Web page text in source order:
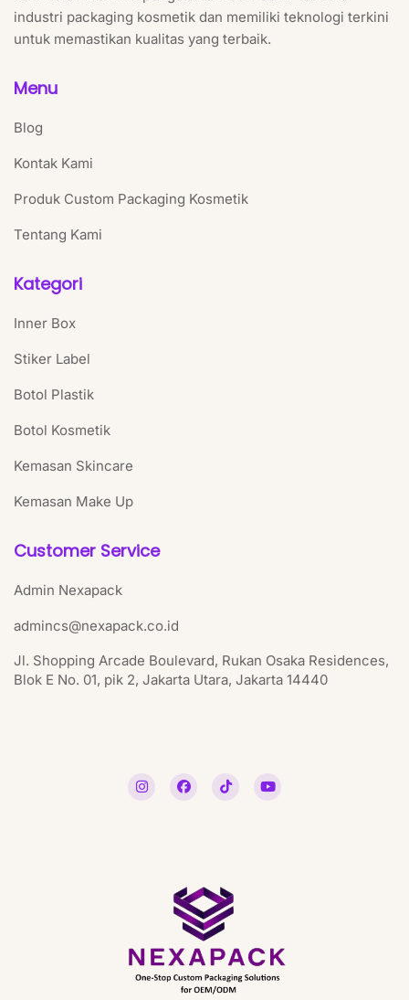
industri packaging kosmetik dan memiliki teknologi terkini
untuk memastikan kualitas yang terbaik.
Menu
Blog
Kontak Kami
Produk Custom Packaging Kosmetik
Tentang Kami
Kategori
Inner Box
Stiker Label
Botol Plastik
Botol Kosmetik
Kemasan Skincare
Kemasan Make Up
Customer Service
Admin Nexapack
admincs@nexapack.co.id
Jl. Shopping Arcade Boulevard, Rukan Osaka Residences,
Blok E No. 01, pik 2, Jakarta Utara, Jakarta 14440